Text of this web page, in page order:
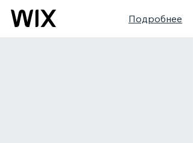
Подробнее